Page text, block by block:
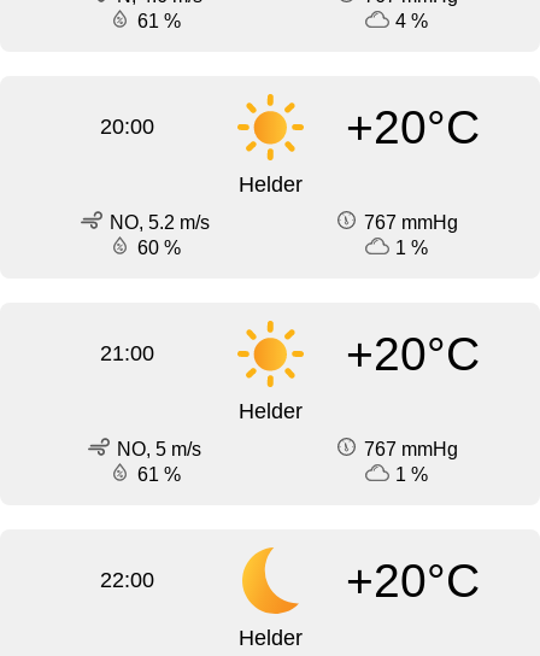
61 %
4 %
20:00 +20°C
Helder
NO, 5.2 m/s
767 mmHg
60 %
1 %
21:00 +20°C
Helder
NO, 5 m/s
767 mmHg
61 %
1 %
22:00 +20°C
Helder